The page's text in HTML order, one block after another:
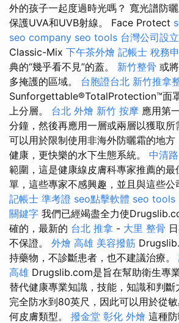
外的孩子一起度過時光嗎？ 寬光譜防
保護UVA和UVB射線。 Face Protect
seo company seo tools 台灣公司設立
Classic-Mix 下午茶外燴 記帳士 稅務
典的“幾乎看不見”的蓋。 新竹整骨 或
多掩護的區域。 台胞證台北 新竹推拿
Sunforgettable®TotalProtection™面
上分層。 台北 外燴 新竹 按摩 應用第
分鐘，然後再應用一層或兩層以獲取
可以用於限制使用非海外防曬霜的地方
健康，更快樂的水下生態系統。 中清
範圍，這是健康線皮膚科專家推薦的
單，這些專家不感興趣，並且與這些公
記帳士 準考證 seo點擊軟體 seo tools
關鍵字 我們已經竭盡全力使
確的，最新的 台北 推拿 - 大里 整骨
不保證。 外燴 高雄 美容撥筋
持藥物，不診斷患者，也不建議治療。
高雄 Drugslib.com是旨在幫助衛生專
替代健康專業知識，技能，知識和判斷
完全防水到80英尺，因此可以用於從
何皮膚類型。 撥金堂 彰化 外燴 這種